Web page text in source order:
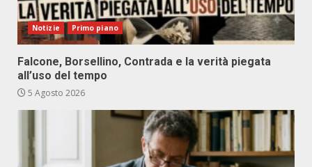
Notizie Primo piano
Falcone, Borsellino, Contrada e la verità piegata
all’uso del tempo
5 Agosto 2026